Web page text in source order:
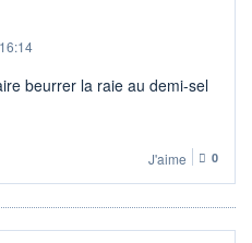
16:14
beurrer la raie au demi-sel
J'aime 0